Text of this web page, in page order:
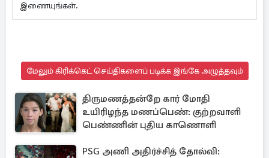
இணையுங்கள்.
மேலும் கிரிக்கெட் செய்திகளைப் படிக்க இங்கே அழுத்தவும்
திருமணத்தன்றே கார் மோதி
உயிரிழந்த மணப்பெண்: குற்றவாளி
பெண்ணின் புதிய காணொளி
PSG அணி அதிர்ச்சித் தோல்வி: